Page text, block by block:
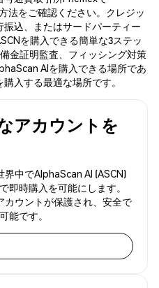
法をご確認ください。クレジッ
振込、またはサードパーティー
を購入できる簡単な3ステッ
金証明監査、フィッシング対策
AIを購入できる場所であ
入する最適な場所です。
アカウントを
界中でAlphaScan AI (ASCN)
即時購入を可能にします。
カウントが保護され、安全で
能です。